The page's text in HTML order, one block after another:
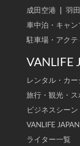
成田空港
羽
車中泊・キャン
駐車場・アクテ
VANLIFE
レンタル・カー
旅行・観光・ス
ビジネスシーン
VANLIFE
ライター一覧